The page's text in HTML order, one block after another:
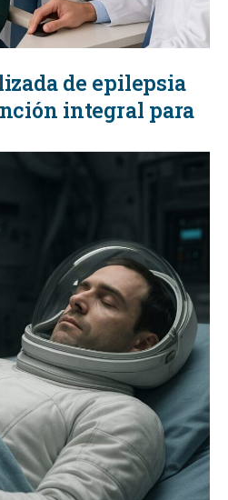
de epilepsia
integral para